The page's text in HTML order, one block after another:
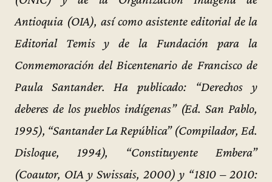
Antioquia (OIA), así como asistente editorial de la
Editorial Temis y de la Fundación para la
Conmemoración del Bicentenario de Francisco de
Paula Santander. Ha publicado: “Derechos y
deberes de los pueblos indígenas” (Ed. San Pablo,
1995), “Santander La República” (Compilador, Ed.
Disloque, 1994), “Constituyente Embera”
(Coautor, OIA y Swissais, 2000) y “1810 – 2010: